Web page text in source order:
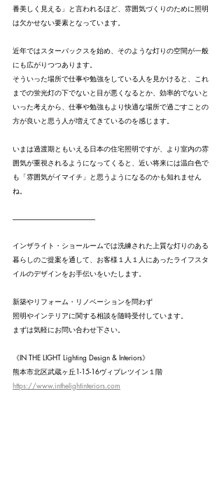
番美しく見える」と言われるほど、雰囲気づくりのために照明
は欠かせない要素となっています。
近年ではスターバックスを始め、そのような灯りの空間が一般
にも広がりつつあります。
そういった場所で仕事や勉強をしている人を見かけると、これ
までの蛍光灯の下でないと目が悪くなるとか、効率的でないと
いった考えから、仕事や勉強もより快適な場所で過ごすことの
方が良いと思う人が増えてきているのを感じます。
いまは過渡期ともいえる日本の住宅照明ですが、より室内の雰
囲気が重視されるようになってくると、近い将来には温白色で
も「雰囲気がイマイチ」と思うようになるのかも知れません
ね。
-----------------------------------------------------------
インザライト・ショールームでは洗練された上質な灯りのある
暮らしのご提案を通して、お客様１人１人にあったライフスタ
イルのデザインをお手伝いをいたします。
新築やリフォーム・リノベーションを問わず
照明やインテリアに関する相談を随時受付しています。
まずは気軽にお問い合わせ下さい。
《IN THE LIGHT Lighting Design & Interiors》
熊本市北区武蔵ヶ丘1-15-16ヴィブレツイン１階
https://www.inthelightinteriors.com